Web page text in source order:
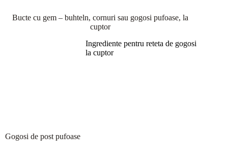
Bucte cu gem – buhteln, cornuri sau gogosi pufoase, la
cuptor
Gogosi de post pufoase
Ingrediente pentru reteta de gogosi
la cuptor